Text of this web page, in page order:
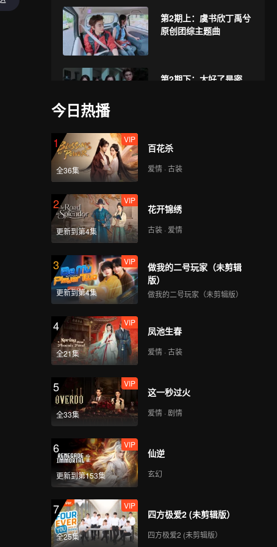
第2期上：虞书欣丁禹兮
原创团综主题曲
第2期下：太好了是密
店打工记
花！我们不说再见
今日热播
1
全36集
VIP
百花杀
爱情 · 古装
2
更新到第4集
VIP
花开锦绣
古装 · 爱情
3
更新到第4集
VIP
做我的二号玩家（未剪辑
版）
做我的二号玩家（未剪辑版）
4
全21集
VIP
凤池生春
爱情 · 古装
5
全33集
VIP
这一秒过火
爱情 · 剧情
6
更新到第153集
VIP
仙逆
玄幻
7
全25集
VIP
四方极爱2 (未剪辑版）
四方极爱2 (未剪辑版）